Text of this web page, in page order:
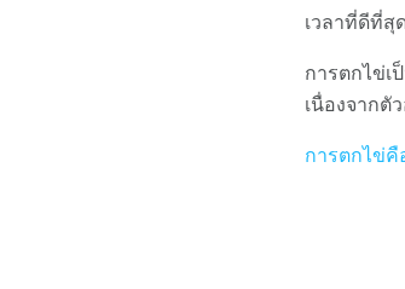
เวลาที่ดีที่สุ
การตกไข่เ
เนื่องจากตั
การตกไข่คื